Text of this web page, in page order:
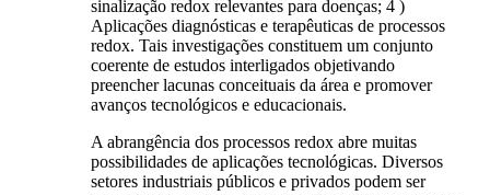
sinalização redox relevantes para doenças; 4 )
Aplicações diagnósticas e terapêuticas de processos
redox. Tais investigações constituem um conjunto
coerente de estudos interligados objetivando
preencher lacunas conceituais da área e promover
avanços tecnológicos e educacionais.
A abrangência dos processos redox abre muitas
possibilidades de aplicações tecnológicas. Diversos
setores industriais públicos e privados podem ser